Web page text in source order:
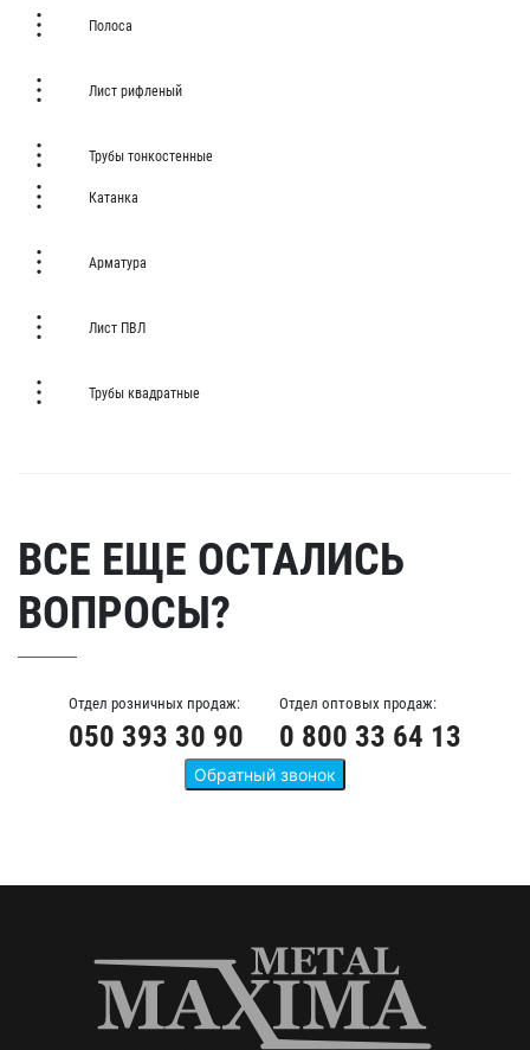
Полоса
Лист рифленый
Трубы тонкостенные
Катанка
Арматура
Лист ПВЛ
Трубы квадратные
ВСЕ ЕЩЕ ОСТАЛИСЬ
ВОПРОСЫ?
Отдел розничных продаж:
050 393 30 90
Отдел оптовых продаж:
0 800 33 64 13